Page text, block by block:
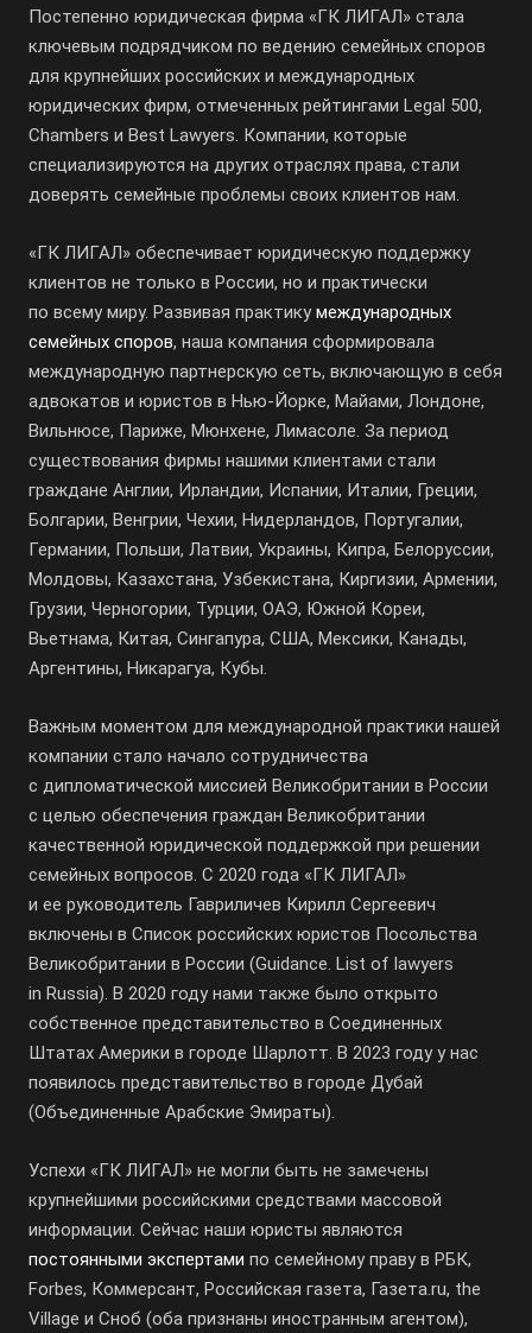
Постепенно юридическая фирма «ГК ЛИГАЛ» стала
ключевым подрядчиком по ведению семейных споров
для крупнейших российских и международных
юридических фирм, отмеченных рейтингами Legal 500,
Chambers и Best Lawyers. Компании, которые
специализируются на других отраслях права, стали
доверять семейные проблемы своих клиентов нам.
«ГК ЛИГАЛ» обеспечивает юридическую поддержку
клиентов не только в России, но и практически
по всему миру. Развивая практикумеждународных
семейных споров, наша компания сформировала
международную партнерскую сеть, включающую в себя
адвокатов и юристов в Нью-Йорке, Майами, Лондоне,
Вильнюсе, Париже, Мюнхене, Лимасоле. За период
существования фирмы нашими клиентами стали
граждане Англии, Ирландии, Испании, Италии, Греции,
Болгарии, Венгрии, Чехии, Нидерландов, Португалии,
Германии, Польши, Латвии, Украины, Кипра, Белоруссии,
Молдовы, Казахстана, Узбекистана, Киргизии, Армении,
Грузии, Черногории, Турции, ОАЭ, Южной Кореи,
Вьетнама, Китая, Сингапура, США, Мексики, Канады,
Аргентины, Никарагуа, Кубы.
Важным моментом для международной практики нашей
компании стало начало сотрудничества
с дипломатической миссией Великобритании в России
с целью обеспечения граждан Великобритании
качественной юридической поддержкой при решении
семейных вопросов. С 2020 года «ГК ЛИГАЛ»
и ее руководитель Гавриличев Кирилл Сергеевич
включены в Список российских юристов Посольства
Великобритании в России (Guidance. List of lawyers
in Russia). В 2020 году нами также было открыто
собственное представительство в Соединенных
Штатах Америки в городе Шарлотт. В 2023 году у нас
появилось представительство в городе Дубай
(Объединенные Арабские Эмираты).
Успехи «ГК ЛИГАЛ» не могли быть не замечены
крупнейшими российскими средствами массовой
информации. Сейчас наши юристы являются
постоянными экспертами по семейному праву в РБК,
Forbes, Коммерсант, Российская газета, Газета.ru, the
Village и Сноб (оба признаны иностранным агентом),